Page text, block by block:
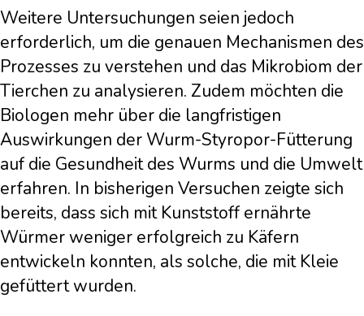
Weitere Untersuchungen seien jedoch
erforderlich, um die genauen Mechanismen des
Prozesses zu verstehen und das Mikrobiom der
Tierchen zu analysieren. Zudem möchten die
Biologen mehr über die langfristigen
Auswirkungen der Wurm-Styropor-Fütterung
auf die Gesundheit des Wurms und die Umwelt
erfahren. In bisherigen Versuchen zeigte sich
bereits, dass sich mit Kunststoff ernährte
Würmer weniger erfolgreich zu Käfern
entwickeln konnten, als solche, die mit Kleie
gefüttert wurden.